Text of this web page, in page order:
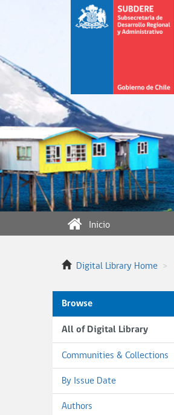
Inicio
Digital Library Home
Browse
All of Digital Library
Communities & Collections
By Issue Date
Authors